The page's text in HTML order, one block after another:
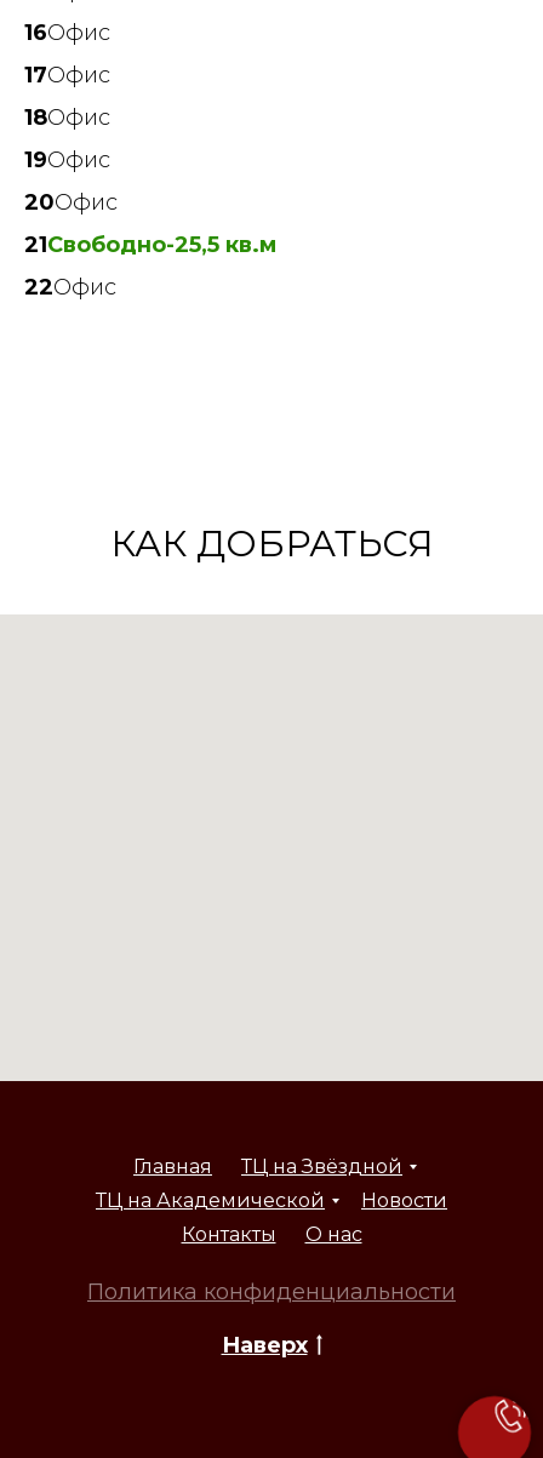
16Офис
17Офис
18Офис
19Офис
20Офис
21Свободно-25,5 кв.м
22Офис
КАК ДОБРАТЬСЯ
Главная
ТЦ на Звёздной
ТЦ на Академической
Новости
Контакты
О нас
Политика конфиденциальности
Наверх